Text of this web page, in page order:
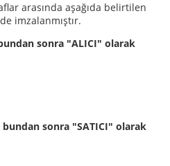
arasında aşağıda belirtilen
imzalanmıştır.
sonra "ALICI" olarak
bundan sonra "SATICI" olarak